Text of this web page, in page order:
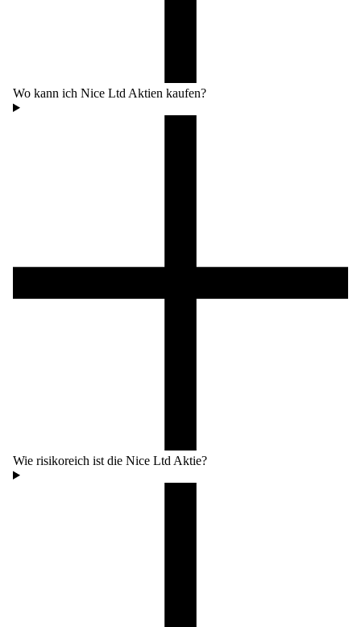
Wo kann ich Nice Ltd Aktien kaufen?
Wie risikoreich ist die Nice Ltd Aktie?